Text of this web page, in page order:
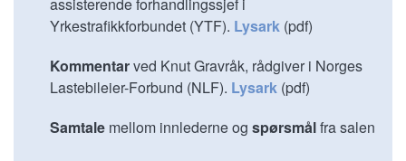
Yrkestrafikkforbundet (YTF). Lysark (pdf)
Kommentarved Knut Gravråk, rådgiver i Norges
Lastebileier-Forbund (NLF). Lysark (pdf)
Samtale mellom innlederne og spørsmålfra salen